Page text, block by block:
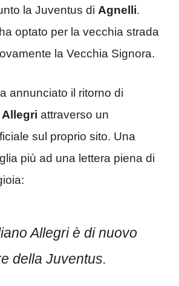
la Juventus di Agnelli.
optato per la vecchia strada
la Vecchia Signora.
annunciato il ritorno di
attraverso un
sul proprio sito. Una
più ad una lettera piena di
Allegri è di nuovo
della Juventus.